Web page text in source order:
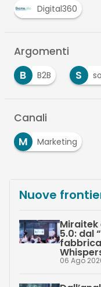
Digital360
Argomenti
B
B2B S
Canali
M
Marketing
Nuove
Miraitek
5.0: dal
06 Ago